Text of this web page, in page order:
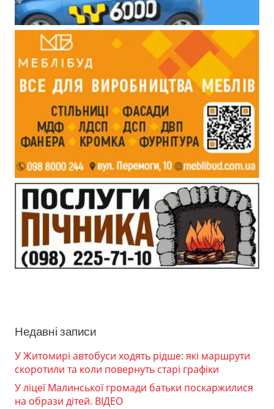
Недавні записи
У Житомирі автобуси ходять рідше: які маршрути
скоротили та коли повернуть старі графіки
У ліцеї Малинської громади батьки поскаржилися
на образи дітей. ВІДЕО